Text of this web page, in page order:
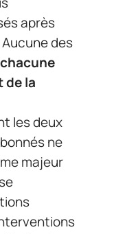
après
des
chacune
de la
les deux
ne
majeur